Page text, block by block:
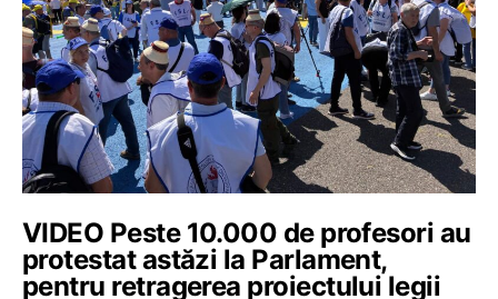
VIDEO Peste 10.000 de profesori au
protestat astăzi la Parlament,
pentru retragerea proiectului legii